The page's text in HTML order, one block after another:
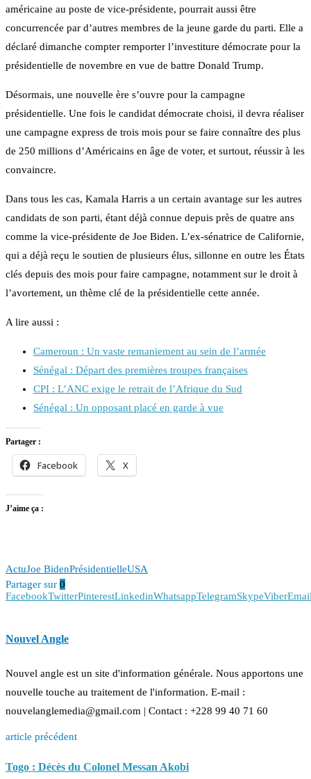
américaine au poste de vice-présidente, pourrait aussi être
concurrencée par d’autres membres de la jeune garde du parti. Elle a
déclaré dimanche compter remporter l’investiture démocrate pour la
présidentielle de novembre en vue de battre Donald Trump.
Désormais, une nouvelle ère s’ouvre pour la campagne
présidentielle. Une fois le candidat démocrate choisi, il devra réaliser
une campagne express de trois mois pour se faire connaître des plus
de 250 millions d’Américains en âge de voter, et surtout, réussir à les
convaincre.
Dans tous les cas, Kamala Harris a un certain avantage sur les autres
candidats de son parti, étant déjà connue depuis près de quatre ans
comme la vice-présidente de Joe Biden. L’ex-sénatrice de Californie,
qui a déjà reçu le soutien de plusieurs élus, sillonne en outre les États
clés depuis des mois pour faire campagne, notamment sur le droit à
l’avortement, un thème clé de la présidentielle cette année.
A lire aussi :
Cameroun : Un vaste remaniement au sein de l’armée
Sénégal : Départ des premières troupes françaises
CPI : L’ANC exige le retrait de l’Afrique du Sud
Sénégal : Un opposant placé en garde à vue
Partager :
Facebook X
J’aime ça :
ActuJoe BidenPrésidentielleUSA
Partager sur 0
FacebookTwitterPinterestLinkedinWhatsappTelegramSkypeViber
Nouvel Angle
Nouvel angle est un site d'information générale. Nous apportons une
nouvelle touche au traitement de l'information. E-mail :
nouvelanglemedia@gmail.com | Contact : +228 99 40 71 60
article précédent
Togo : Décès du Colonel Messan Akobi